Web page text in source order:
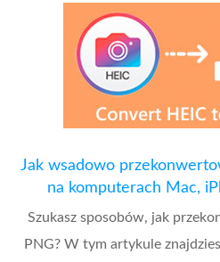
Jak wsadowo
na komputerach Mac,
Szukasz sposobów, jak
PNG? W tym artykule